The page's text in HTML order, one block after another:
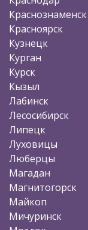
Краснознаменск
Красноярск
Кузнецк
Курган
Курск
Кызыл
Лабинск
Лесосибирск
Липецк
Луховицы
Люберцы
Магадан
Магнитогорск
Майкоп
Мичуринск